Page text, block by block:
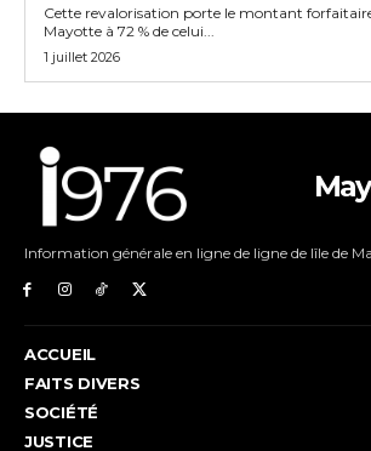
Cette revalorisation porte le montant
Mayotte à 72 % de celui...
1 juillet 2026
Information générale en ligne de ligne de lîle de
ACCUEIL
FAITS DIVERS
SOCIÉTÉ
JUSTICE